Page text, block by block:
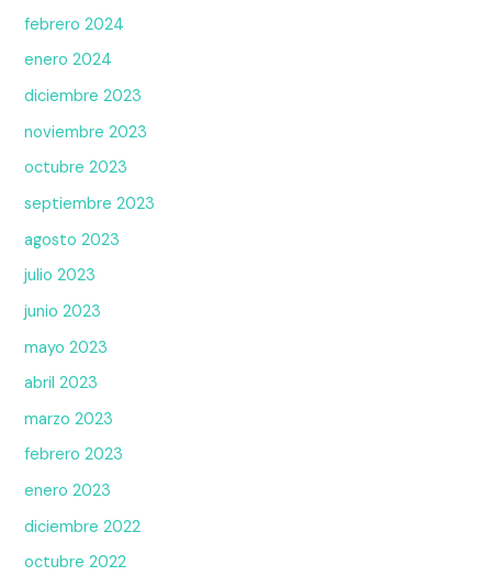
febrero 2024
enero 2024
diciembre 2023
noviembre 2023
octubre 2023
septiembre 2023
agosto 2023
julio 2023
junio 2023
mayo 2023
abril 2023
marzo 2023
febrero 2023
enero 2023
diciembre 2022
octubre 2022